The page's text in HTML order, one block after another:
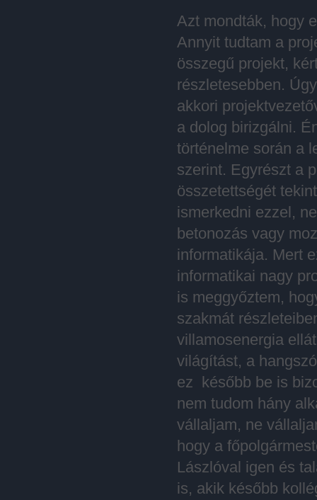
Azt mondták, hogy
Annyit tudtam a
összegű projekt,
részletesebben.
akkori
a dolog birizgálni.
történelme során a
szerint. Egyrészt a
összetettségét
ismerkedni ezzel,
betonozás vagy
informatikája. Mert
informatikai nagy
is meggyőztem,
szakmát
villamosenergia
világítást, a
ez később be is
nem tudom hány
vállaljam, ne
hogy a
Lászlóval igen és
is, akik később